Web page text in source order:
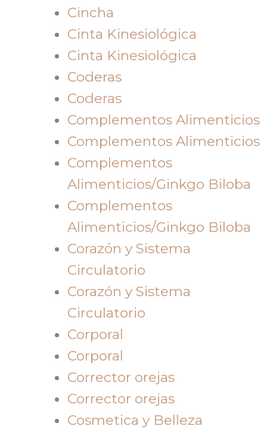
Cincha
Cinta Kinesiológica
Cinta Kinesiológica
Coderas
Coderas
Complementos Alimenticios
Complementos Alimenticios
Complementos
Alimenticios/Ginkgo Biloba
Complementos
Alimenticios/Ginkgo Biloba
Corazón y Sistema
Circulatorio
Corazón y Sistema
Circulatorio
Corporal
Corporal
Corrector orejas
Corrector orejas
Cosmetica y Belleza